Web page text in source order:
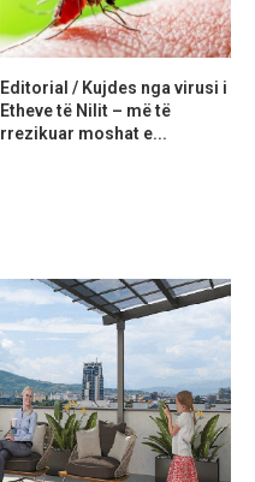
Editorial / Kujdes nga virusi i
Etheve të Nilit – më të
rrezikuar moshat e...